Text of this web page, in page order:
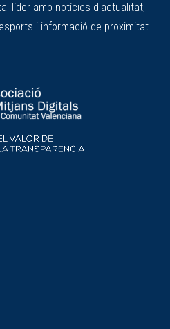
líder amb notícies d'actualitat,
i informació de proximitat